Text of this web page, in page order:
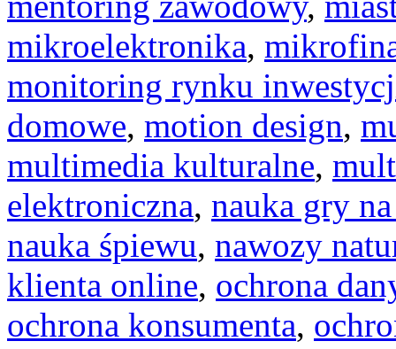
mikroelektronika,
monitoring rynku
domowe, motion design,
multimedia kulturalne,
elektroniczna, nauka gry
nauka śpiewu, nawozy
klienta online, ochrona
ochrona konsumenta,